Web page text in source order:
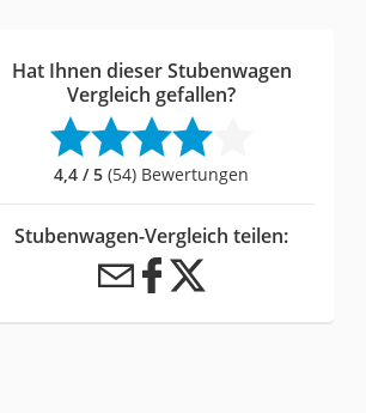
Hat Ihnen dieser Stubenwagen
Vergleich gefallen?
4,4 / 5 (54) Bewertungen
Stubenwagen-Vergleich teilen: